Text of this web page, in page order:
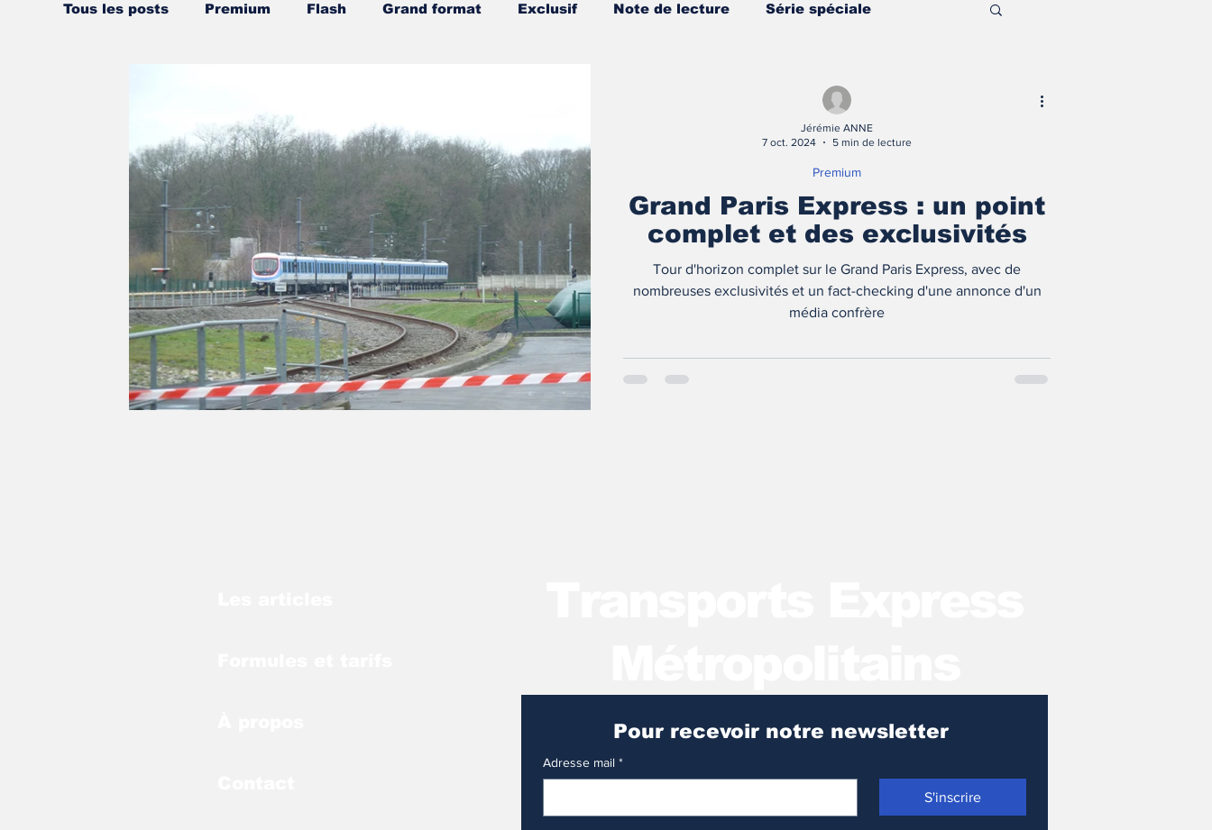
Tous les posts Premium Flash Grand format Exclusif Note de lecture Série spéciale
Grand Paris Express : un point
complet et des exclusivités
Tour d'horizon complet sur le Grand Paris Express, avec de
nombreuses exclusivités et un fact-checking d'une annonce d'un
média confrère
Premium
Jérémie ANNE
7 oct. 2024
5 min de lecture
Pour recevoir notre newsletter
Adresse mail *
S'inscrire